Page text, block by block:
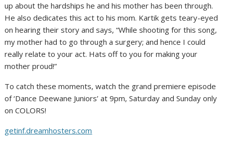
up about the hardships he and his mother has been through.
He also dedicates this act to his mom. Kartik gets teary-eyed
on hearing their story and says, “While shooting for this song,
my mother had to go through a surgery; and hence I could
really relate to your act. Hats off to you for making your
mother proud!”
To catch these moments, watch the grand premiere episode
of ‘Dance Deewane Juniors’ at 9pm, Saturday and Sunday only
on COLORS!
getinf.dreamhosters.com